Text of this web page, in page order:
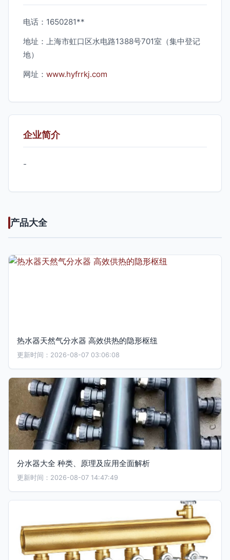
电话：1650281**
地址：上海市虹口区水电路1388号701室（集中登记
地）
网址： www.hyfrrkj.com
企业简介
-
产品大全
热水器天然气分水器 高效供热的隐形枢纽
更新时间：2026-08-07 03:06:08
分水器大全 种类、原理及应用全面解析
更新时间：2026-08-07 14:47:49